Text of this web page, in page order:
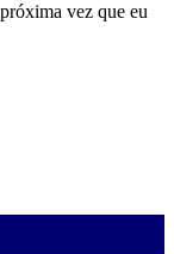
vez que eu